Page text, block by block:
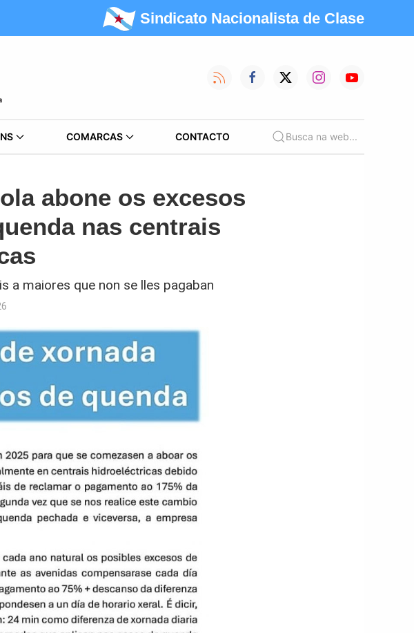
Sindicato Nacionalista de Clase
COMARCAS CONTACTO Busca na web...
abone os excesos
nas centrais
a maiores que non se lles pagaban